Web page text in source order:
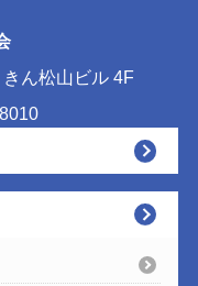
きん松山ビル 4F